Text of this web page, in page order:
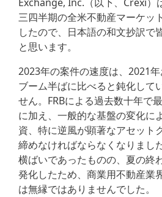
三四半期の全米不動産マーケッ
したので、日本語の和文抄訳で
と思います。
2023年の案件の速度は、2021
ブーム半ばに比べると鈍化して
せん。FRBによる過去数十年で
に加え、一般的な基盤の変化に
資、特に逆風が顕著なアセット
締めなければならなくなりまし
横ばいであったものの、夏の終
発化したため、商業用不動産業
は無縁ではありませんでした。